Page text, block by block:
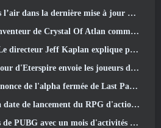
la dernière mise à jour de Thrones et Liberty
Of Atlan commande les Mechs Magitech au combat
Jeff Kaplan explique pourquoi il a laissé Blizzard
envoie les joueurs dans les mines naines
de Last Paradise est une œuvre d'art petite mais terrifiante
d'action et de dressage de monstres Mongil: Plongée dans les étoiles
avec un mois d'activités spéciales